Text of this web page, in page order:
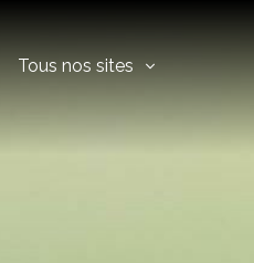
Tous nos sites